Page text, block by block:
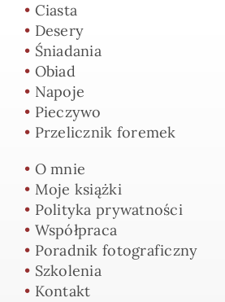
• Ciasta
• Desery
• Śniadania
• Obiad
• Napoje
• Pieczywo
• Przelicznik foremek
• O mnie
• Moje książki
• Polityka prywatności
• Współpraca
• Poradnik fotograficzny
• Szkolenia
• Kontakt